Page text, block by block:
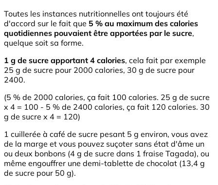
Toutes les instances nutritionnelles ont toujours été
d'accord sur le fait que 5 % au maximum des calories
quotidiennes pouvaient être apportées par le sucre,
quelque soit sa forme.
1 g de sucre apportant 4 calories, cela fait par exemple
25 g de sucre pour 2000 calories, 30 g de sucre pour
2400.
(5 % de 2000 calories, ça fait 100 calories. 25 g de sucre
x 4 = 100 - 5 % de 2400 calories, ça fait 120 calories. 30
g de sucre x 4 = 120)
1 cuillerée à café de sucre pesant 5 g environ, vous avez
de la marge et vous pouvez suçoter sans état d'âme un
ou deux bonbons (4 g de sucre dans 1 fraise Tagada), ou
même engouffrer une demi-tablette de chocolat (13,4 g
de sucre pour 50 g).